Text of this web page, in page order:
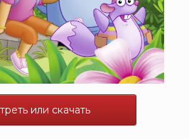
или скачать